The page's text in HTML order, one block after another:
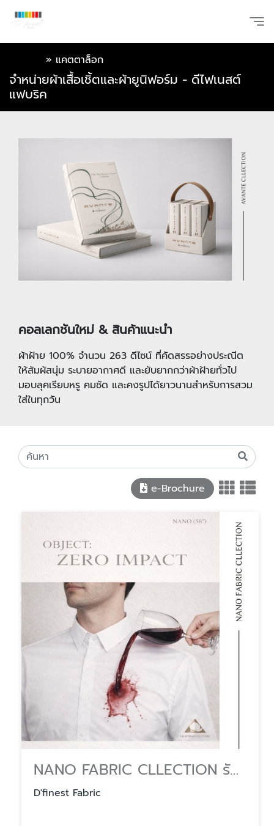
» แคตตาล็อก
จำหน่ายผ้าเสื้อเชิ้ตและผ้ายูนิฟอร์ม - ดีไฟเนสต์
แฟบริค
คอลเลกชันใหม่ & สินค้าแนะนำ
ผ้าฝ้าย 100% จำนวน 263 ดีไซน์ ที่คัดสรรอย่างประณีต
ให้สัมผัสนุ่ม ระบายอากาศดี และยับยากกว่าผ้าฝ้ายทั่วไป
มอบลุคเรียบหรู คมชัด และคงรูปได้ยาวนานสำหรับการสวม
ใส่ในทุกวัน
e-Brochure
NANO FABRIC CLLECTION รับผลิตผ้าตัดเสื้อเชิ้ต ตามสเปคองค์กร
D'finest Fabric